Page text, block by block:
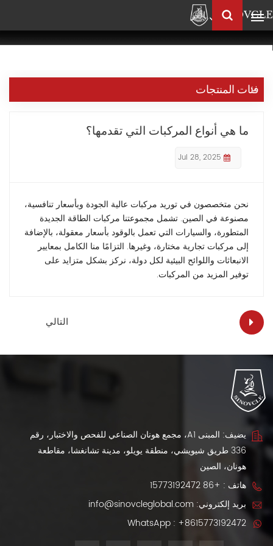
العربية
English
Français
Pусский العربية
中
فئات المنتجات
ما هي أنواع المركبات التي تقدمها؟
Jul 28, 2025
نحن متخصصون في توريد مركبات عالية الجودة وبأسعار تنافسية،
مصنوعة في الصين. تشمل مجموعتنا مركبات الطاقة الجديدة
المتطورة، والسيارات التي تعمل بالوقود بأسعار معقولة، بالإضافة
إلى مركبات تجارية مختارة، وغيرها. التزامًا منا الكامل بمعايير
الانبعاثات واللوائح البيئية لكل دولة، نركز بشكل متزايد على
توفير المزيد من المركبات.
التالي
يضيف: المبنى A1، مجمع هونان الصناعي للفحص والاختبار، رقم
336 طريق شيويشي، منطقة يويلو، مدينة تشانغشا، مقاطعة
هونان، الصين
هاتف : +86 15773192472
بريد إلكتروني: info@sinovcleglobal.com
WhatsApp : +8615773192472